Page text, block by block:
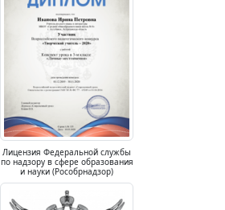
Лицензия Федеральной службы
по надзору в сфере образования
и науки (Рособрнадзор)